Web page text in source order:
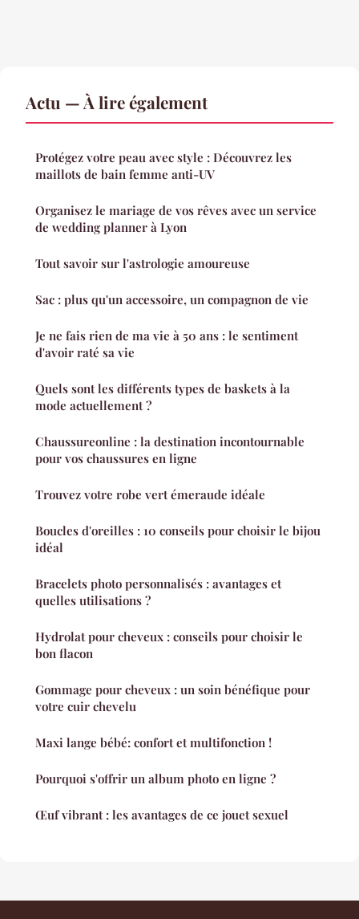
Actu — À lire également
Protégez votre peau avec style : Découvrez les
maillots de bain femme anti-UV
Organisez le mariage de vos rêves avec un service
de wedding planner à Lyon
Tout savoir sur l'astrologie amoureuse
Sac : plus qu'un accessoire, un compagnon de vie
Je ne fais rien de ma vie à 50 ans : le sentiment
d'avoir raté sa vie
Quels sont les différents types de baskets à la
mode actuellement ?
Chaussureonline : la destination incontournable
pour vos chaussures en ligne
Trouvez votre robe vert émeraude idéale
Boucles d'oreilles : 10 conseils pour choisir le bijou
idéal
Bracelets photo personnalisés : avantages et
quelles utilisations ?
Hydrolat pour cheveux : conseils pour choisir le
bon flacon
Gommage pour cheveux : un soin bénéfique pour
votre cuir chevelu
Maxi lange bébé: confort et multifonction !
Pourquoi s'offrir un album photo en ligne ?
Œuf vibrant : les avantages de ce jouet sexuel